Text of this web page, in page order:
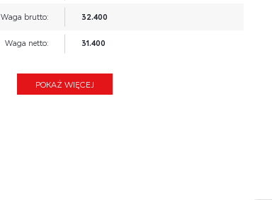
Waga brutto: 32.400
Waga netto: 31.400
Ilość w paczce: 2
POKAŻ WIĘCEJ